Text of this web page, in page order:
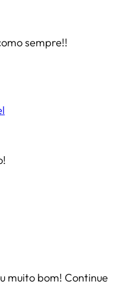
sempre!!
muito bom! Continue